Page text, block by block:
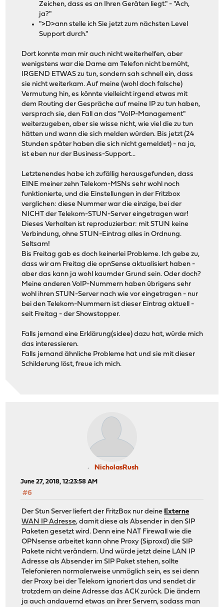
Zeichen, dass es an Ihren Geräten liegt." - "Ach,
ja?"
">D>ann stelle ich Sie jetzt zum nächsten Level
Support durch."
Dort konnte man mir auch nicht weiterhelfen, aber
wenigstens war die Dame am Telefon nicht bemüht,
IRGEND ETWAS zu tun, sondern sah schnell ein, dass
sie nicht weiterkam. Auf meine (wohl doch falsche)
Vermutung hin, es könnte vielleicht irgend etwas mit
dem Routing der Gespräche auf meine IP zu tun haben,
versprach sie, den Fall an das "VoIP-Management"
weiterzugeben, aber sie wisse nicht, wie viel die zu tun
hätten und wann die sich melden würden. Bis jetzt (24
Stunden später haben die sich nicht gemeldet) - na ja,
ist eben nur der Business-Support...
Letztenendes habe ich zufällig herausgefunden, dass
EINE meiner zehn Telekom-MSNs sehr wohl noch
funktionierte, und die Einstellungen in der Fritzbox
verglichen: diese Nummer war die einzige, bei der
NICHT der Telekom-STUN-Server eingetragen war!
Dieses Verhalten ist reproduzierbar: mit STUN keine
Verbindung, ohne STUN-Eintrag alles in Ordnung.
Seltsam!
Bis Freitag gab es doch keinerlei Probleme. Ich gebe zu,
dass wir am Freitag die opnSense aktualisiert haben -
aber das kann ja wohl kaumder Grund sein. Oder doch?
Meine anderen VoIP-Nummern haben übrigens sehr
wohl ihren STUN-Server nach wie vor eingetragen - nur
bei den Telekom-Nummern ist dieser Eintrag aktuell -
seit Freitag - der Showstopper.
Falls jemand eine Erklärung(sidee) dazu hat, würde mich
das interessieren.
Falls jemand ähnliche Probleme hat und sie mit dieser
Schilderung löst, freue ich mich.
NicholasRush
June 27, 2018, 12:23:58 AM
#6
Der Stun Server liefert der FritzBox nur deine Externe
WAN IP Adresse, damit diese als Absender in den SIP
Paketen gesetzt wird. Denn eine NAT Firewall wie die
OPNsense arbeitet kann ohne Proxy (Siproxd) die SIP
Pakete nicht verändern. Und würde jetzt deine LAN IP
Adresse als Absender im SIP Paket stehen, sollte
Telefonieren normalerweise unmöglich sein, es sei denn
der Proxy bei der Telekom ignoriert das und sendet dir
trotzdem an deine Adresse das ACK zurück. Die ändern
ja auch andauernd etwas an ihrer Servern, sodass man